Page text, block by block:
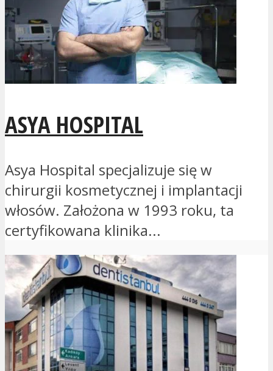
ASYA HOSPITAL
Asya Hospital specjalizuje się w
chirurgii kosmetycznej i implantacji
włosów. Założona w 1993 roku, ta
certyfikowana klinika...